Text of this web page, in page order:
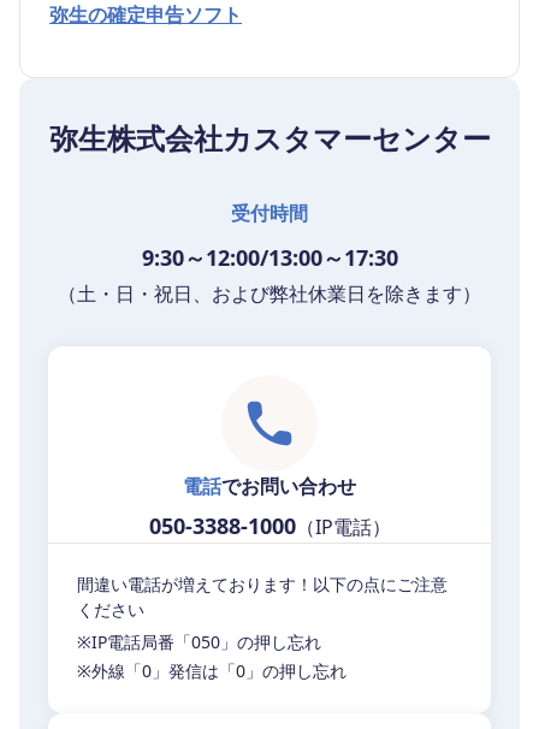
弥生の確定申告ソフト
弥生株式会社カスタマーセンター
受付時間
9:30～12:00/13:00～17:30
（土・日・祝日、および弊社休業日を除きます）
電話でお問い合わせ
050-3388-1000（IP電話）
間違い電話が増えております！以下の点にご注意
ください
※IP電話局番「050」の押し忘れ
※外線「0」発信は「0」の押し忘れ